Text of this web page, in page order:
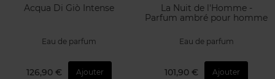
Acqua Di Giò Intense
Eau de parfum
126,90 € Ajouter
La Nuit de l'Homme -
Parfum ambré pour homme
Eau de parfum
101,90 € Ajouter